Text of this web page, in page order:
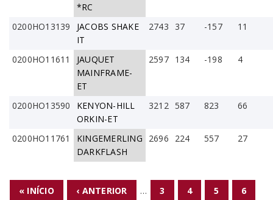
*RC
0200HO13139
JACOBS SHAKE
IT
2743 37 -157 11
0200HO11611
JAUQUET
MAINFRAME-
ET
2597 134 -198 4
0200HO13590
KENYON-HILL
ORKIN-ET
3212 587 823 66
0200HO11761
KINGEMERLING
DARKFLASH
2696 224 557 27
« INÍCIO ‹ ANTERIOR … 3 4 5 6